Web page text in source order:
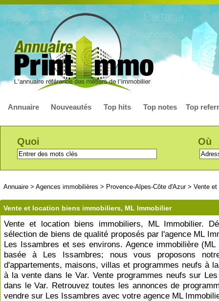
Annuaire Nouveautés Top hits Top notes Top
Quoi Où
Annuaire > Agences immobilières > Provence-Alpes-Côte d'Azur> Vente
Vente et location biens immobiliers, ML Immobilier
Vente et location biens immobiliers, ML Immobilier.
sélection de biens de qualité proposés par l'agence ML
Les Issambres et ses environs. Agence immobilière (ML
basée à Les Issambres; nous vous proposons
d'appartements, maisons, villas et programmes neufs à
à la vente dans le Var. Vente programmes neufs sur
dans le Var. Retrouvez toutes les annonces de
vendre sur Les Issambres avec votre agence ML